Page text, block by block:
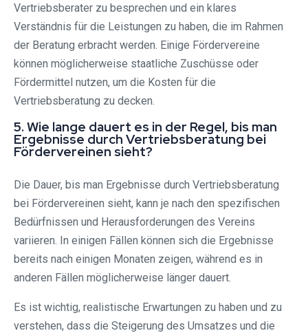
Vertriebsberater zu besprechen und ein klares
Verständnis für die Leistungen zu haben, die im Rahmen
der Beratung erbracht werden. Einige Fördervereine
können möglicherweise staatliche Zuschüsse oder
Fördermittel nutzen, um die Kosten für die
Vertriebsberatung zu decken.
5. Wie lange dauert es in der Regel, bis man
Ergebnisse durch Vertriebsberatung bei
Fördervereinen sieht?
Die Dauer, bis man Ergebnisse durch Vertriebsberatung
bei Fördervereinen sieht, kann je nach den spezifischen
Bedürfnissen und Herausforderungen des Vereins
variieren. In einigen Fällen können sich die Ergebnisse
bereits nach einigen Monaten zeigen, während es in
anderen Fällen möglicherweise länger dauert.
Es ist wichtig, realistische Erwartungen zu haben und zu
verstehen, dass die Steigerung des Umsatzes und die